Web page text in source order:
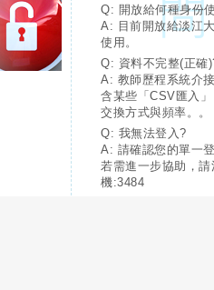
Q: 開放給何種身份
A: 目前開放給淡江
使用。
Q: 資料不完整(正確
A: 教師歷程系統介
含某些「CSV匯入
交換方式與頻率。。
Q: 我無法登入?
A: 請確認您的單一
若需進一步協助，
機:3484